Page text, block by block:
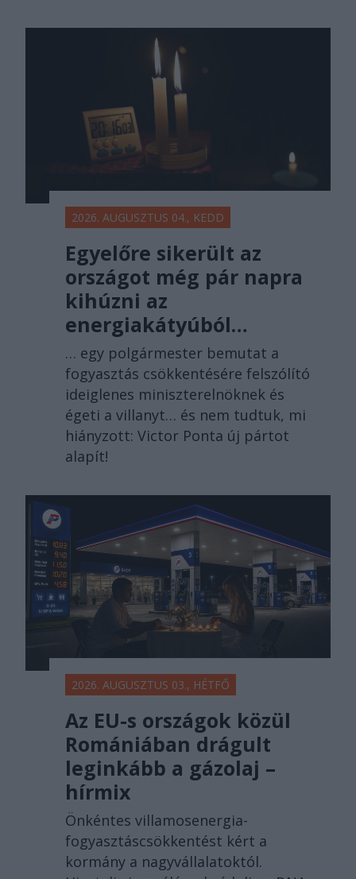
2026. AUGUSZTUS 04., KEDD
Egyelőre sikerült az
országot még pár napra
kihúzni az
energiakátyúból…
… egy polgármester bemutat a
fogyasztás csökkentésére felszólító
ideiglenes miniszterelnöknek és
égeti a villanyt… és nem tudtuk, mi
hiányzott: Victor Ponta új pártot
alapít!
2026. AUGUSZTUS 03., HÉTFŐ
Az EU-s országok közül
Romániában drágult
leginkább a gázolaj –
hírmix
Önkéntes villamosenergia-
fogyasztáscsökkentést kért a
kormány a nagyvállalatoktól.